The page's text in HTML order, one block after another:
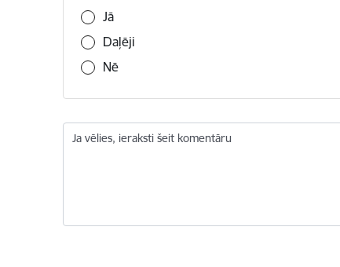
Jā
Daļēji
Nē
Ja vēlies, ieraksti šeit komentāru